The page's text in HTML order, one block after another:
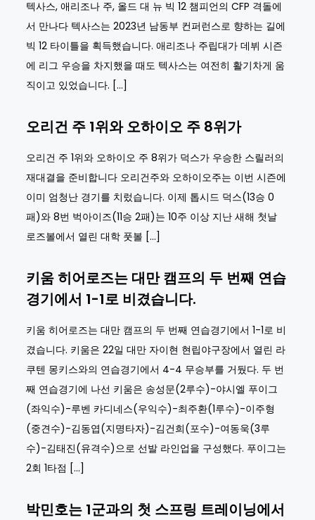
텍사스, 애리조나 주, 올드 대 뉴 빅 12 챔피언의 CFP 격돌에
서 만나다 텍사스는 2023년 남동부 컨퍼런스로 향하는 길에
빅 12 타이틀을 획득했습니다. 애리조나 주립대가 데뷔 시즌
에 리그 우승을 차지했을 때도 텍사스는 여전히 활기차게 움
직이고 있었습니다. […]
오리건 주 1위와 오하이오 주 8위가
오리건 주 1위와 오하이오 주 8위가 덕스가 우승한 스릴러의
재대결을 준비합니다 오리건주와 오하이오주는 이번 시즌에
이미 엄청난 경기를 치렀습니다. 이제 톱시드 덕스(13승 0
패)와 8번 벅아이즈(11승 2패)는 10주 이상 지난 새해 첫날
로즈볼에서 열린 대학 풋볼 […]
키움 히어로즈는 대만 캠프의 두 번째 연습
경기에서 1-1로 비겼습니다.
키움 히어로즈는 대만 캠프의 두 번째 연습경기에서 1-1로 비
겼습니다. 키움은 22일 대만 자이현 현립야구장에서 열린 라
쿠텐 몽키스와의 연습경기에서 4-4 무승부를 거뒀다. 두 번
째 연습경기에 나선 키움은 송성문(2루수)-야시엘 푸이그
(좌익수)-루벤 카디네스(우익수)-최주환(1루수)-이주형
(중견수)-김동엽(지명타자)-김건희(포수)-여동욱(3루
수)-김태진(유격수)으로 선발 라인업을 구성했다. 푸이그는
2회 1타점 […]
박민호는 1군과의 첫 스프링 트레이닝에서